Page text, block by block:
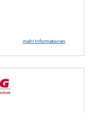
mehr Informationen